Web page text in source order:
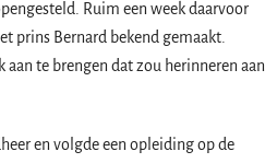
Ruim een week daarvoor
prins Bernard bekend gemaakt.
te brengen dat zou herinneren aan
en volgde een opleiding op de